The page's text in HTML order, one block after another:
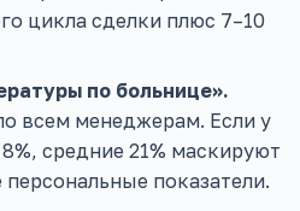
цикла сделки плюс 7–10
по больнице».
всем менеджерам. Если у
средние 21% маскируют
показатели.